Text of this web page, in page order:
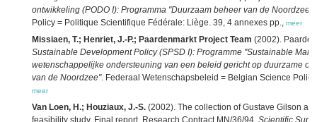
ontwikkeling (PODO I): Programma "Duurzaam beheer van de Noordzee"
Policy = Politique Scientifique Fédérale: Liège. 39, 4 annexes pp., meer
Missiaen, T.; Henriet, J.-P.; Paardenmarkt Project Team (2002).
Sustainable Development Policy (SPSD I): Programme "Sustainable
wetenschappelijke ondersteuning van een beleid gericht op duurzame
van de Noordzee". Federaal Wetenschapsbeleid = Belgian Science
meer
Van Loen, H.; Houziaux, J.-S. (2002). The collection of Gustave Gilson
feasibility study. Final report. Research Contract MN/36/94. Scientific